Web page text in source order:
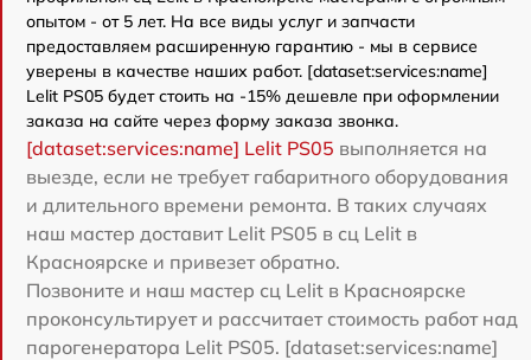
опытом - от 5 лет. На все виды услуг и запчасти
предоставляем расширенную гарантию - мы в сервисе
уверены в качестве наших работ. [dataset:services:name]
Lelit PS05 будет стоить на -15% дешевле при оформлении
заказа на сайте через форму заказа звонка.
[dataset:services:name] Lelit PS05 выполняется на
выезде, если не требует габаритного оборудования
и длительного времени ремонта. В таких случаях
наш мастер доставит Lelit PS05 в сц Lelit в
Красноярске и привезет обратно.
Позвоните и наш мастер сц Lelit в Красноярске
проконсультирует и рассчитает стоимость работ над
парогенератора Lelit PS05. [dataset:services:name]